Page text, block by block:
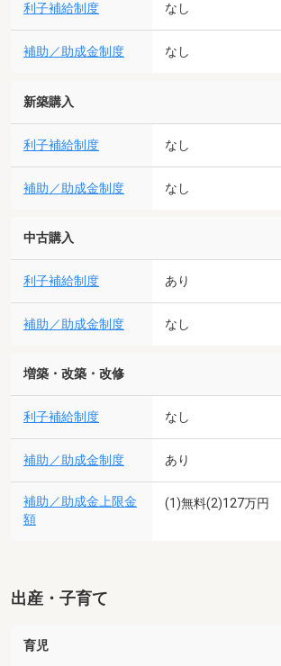
利子補給制度 なし
補助／助成金制度 なし
新築購入
利子補給制度 なし
補助／助成金制度 なし
中古購入
利子補給制度 あり
補助／助成金制度 なし
増築・改築・改修
利子補給制度 なし
補助／助成金制度 あり
補助／助成金上限金
額
(1)無料(2)127万円
出産・子育て
育児